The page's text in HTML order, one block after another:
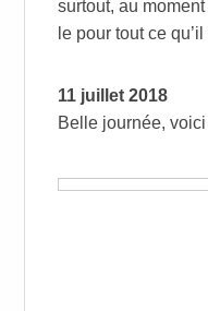
surtout, au
le pour tout ce
11 juillet 2018
Belle journée,